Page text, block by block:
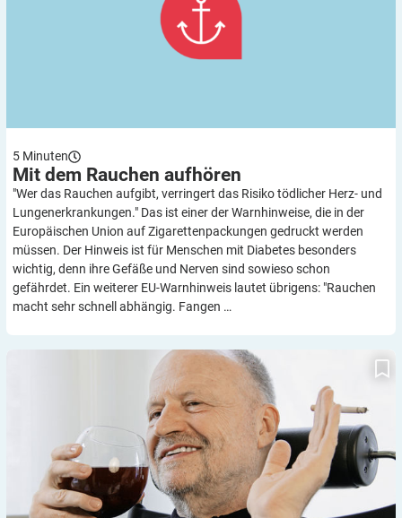
5 Minuten
Mit dem Rauchen aufhören
"Wer das Rauchen aufgibt, verringert das Risiko tödlicher Herz- und
Lungenerkrankungen." Das ist einer der Warnhinweise, die in der
Europäischen Union auf Zigarettenpackungen gedruckt werden
müssen. Der Hinweis ist für Menschen mit Diabetes besonders
wichtig, denn ihre Gefäße und Nerven sind sowieso schon
gefährdet. Ein weiterer EU-Warnhinweis lautet übrigens: "Rauchen
macht sehr schnell abhängig. Fangen …
Eine komplizierte Beziehung